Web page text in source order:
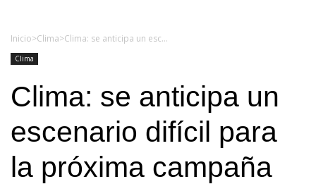
Inicio>Clima> Clima: se anticipa un escenario difícil para la próxima campaña
Clima
Clima: se anticipa un
escenario difícil para
la próxima campaña